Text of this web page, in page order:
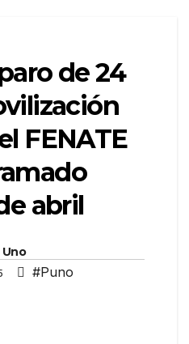
de 24
FENATE
abril
Uno
#Puno